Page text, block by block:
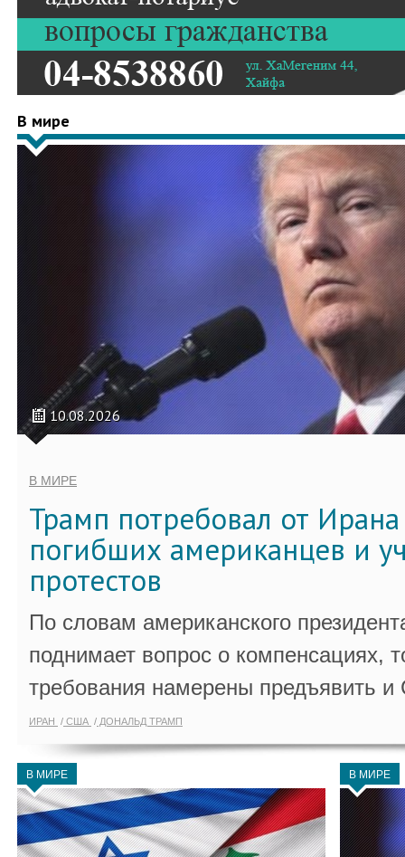
В мире
10.08.2026
В МИРЕ
Трамп потребовал от
погибших американцев и
протестов
По словам американского
поднимает вопрос о компенсациях,
требования намерены предъявить
ИРАН США ДОНАЛЬД ТРАМП
В МИРЕ В МИРЕ